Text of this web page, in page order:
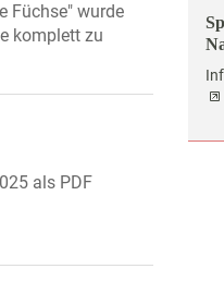
Füchse" wurde
komplett zu
als PDF